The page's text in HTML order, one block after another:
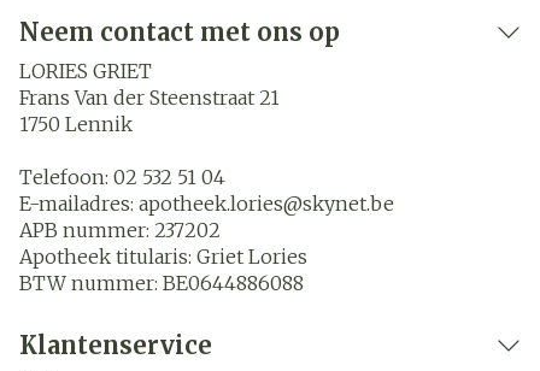
Neem contact met ons op
LORIES GRIET
Frans Van der Steenstraat 21
1750 Lennik
Telefoon: 02 532 51 04
E-mailadres: apotheek.lories@skynet.be
APB nummer: 237202
Apotheek titularis: Griet Lories
BTW nummer: BE0644886088
Klantenservice